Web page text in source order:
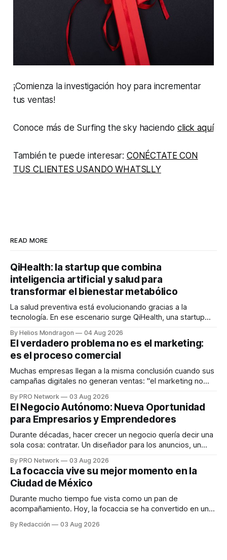
¡Comienza la investigación hoy para incrementar
tus ventas!
Conoce más de Surfing the sky haciendoclick aquí
También te puede interesar: CONÉCTATE CON
TUS CLIENTES USANDO WHATSLLY
READ MORE
QiHealth: la startup que combina
inteligencia artificial y salud para
transformar el bienestar metabólico
La salud preventiva está evolucionando gracias a la
tecnología. En ese escenario surge QiHealth, una startup
dispositivos inteligentes, inteligencia artificial y monitoreo
en tiempo real para ayudar a las personas a tomar mejores
decisiones sobre su salud metabólica. Su propuesta busca
responder
By Helios Mondragon 04 Aug 2026
El verdadero problema no es el marketing:
es el proceso comercial
Muchas empresas llegan a la misma conclusión cuando sus
campañas digitales no generan ventas: "el marketing no
INTERIUS, el problema suele estar en otro lugar. Durante
una entrevista para el podcast SER PRO, el especialista en
marketing digital explicó que
By PRO Network 03 Aug 2026
El Negocio Autónomo: Nueva Oportunidad
para Empresarios y Emprendedores
Durante décadas, hacer crecer un negocio quería decir una
sola cosa: contratar. Un diseñador para los anuncios, un
para los textos, alguien que supiera de publicidad digital
para encontrar prospectos, un vendedor para atender
llamadas y mensajes, y —con suerte— una persona
By PRO Network 03 Aug 2026
La focaccia vive su mejor momento en la
Ciudad de México
Durante mucho tiempo fue vista como un pan de
acompañamiento. Hoy, la focaccia se ha convertido en uno
artesanal, ingredientes de calidad y experiencias que
By Redacción 03 Aug 2026